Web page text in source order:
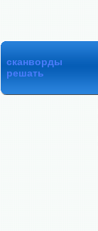
сканворды
решать